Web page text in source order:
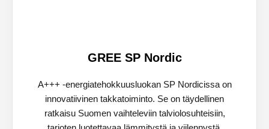
GREE SP Nordic
A+++ -energiatehokkuusluokan SP Nordicissa on
innovatiivinen takkatoiminto. Se on täydellinen
ratkaisu Suomen vaihteleviin talviolosuhteisiin,